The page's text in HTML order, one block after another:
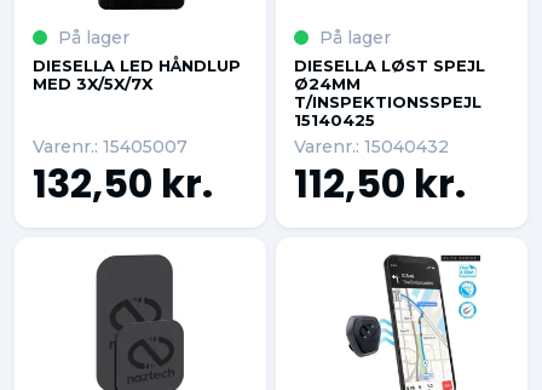
På lager
DIESELLA LED HÅNDLUP
MED 3X/5X/7X
Varenr.: 15405007
132,50 kr.
På lager
DIESELLA LØST SPEJL
Ø24MM
T/INSPEKTIONSSPEJL
15140425
Varenr.: 15040432
112,50 kr.